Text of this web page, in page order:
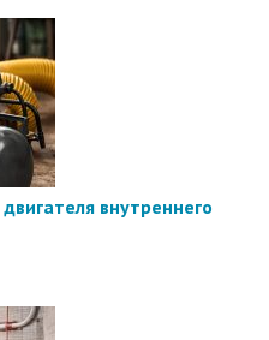
внутреннего